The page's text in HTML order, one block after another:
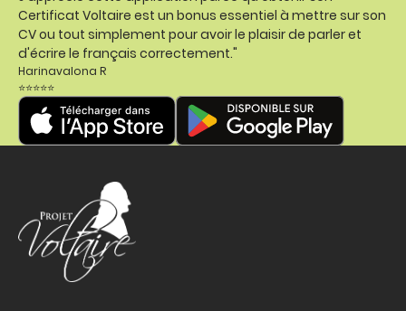
Certificat Voltaire est un bonus essentiel à mettre sur son
CV ou tout simplement pour avoir le plaisir de parler et
d'écrire le français correctement."
Harinavalona R
⭐⭐⭐⭐⭐